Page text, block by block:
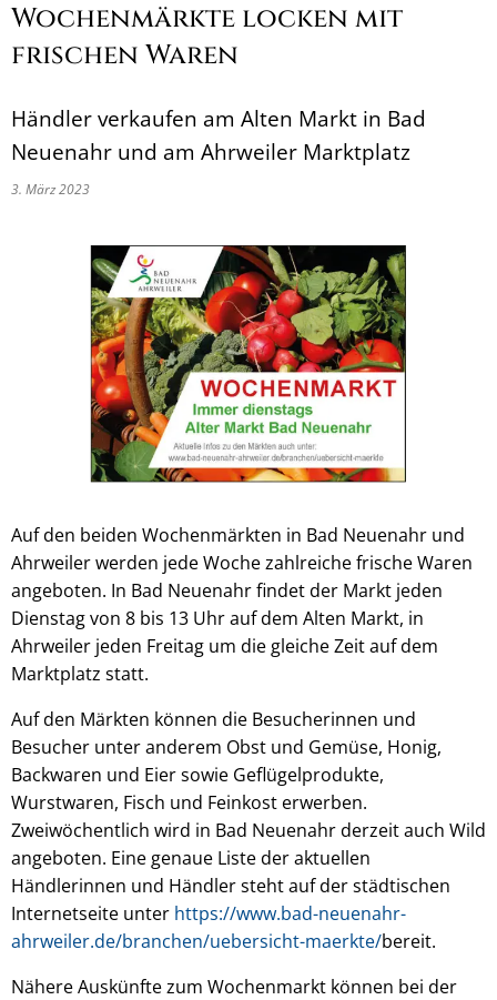
Wochenmärkte locken mit
frischen Waren
Händler verkaufen am Alten Markt in Bad
Neuenahr und am Ahrweiler Marktplatz
3. März 2023
Auf den beiden Wochenmärkten in Bad Neuenahr und
Ahrweiler werden jede Woche zahlreiche frische Waren
angeboten. In Bad Neuenahr findet der Markt jeden
Dienstag von 8 bis 13 Uhr auf dem Alten Markt, in
Ahrweiler jeden Freitag um die gleiche Zeit auf dem
Marktplatz statt.
Auf den Märkten können die Besucherinnen und
Besucher unter anderem Obst und Gemüse, Honig,
Backwaren und Eier sowie Geflügelprodukte,
Wurstwaren, Fisch und Feinkost erwerben.
Zweiwöchentlich wird in Bad Neuenahr derzeit auch Wild
angeboten. Eine genaue Liste der aktuellen
Händlerinnen und Händler steht auf der städtischen
Internetseite unter https://www.bad-neuenahr-
ahrweiler.de/branchen/uebersicht-maerkte/bereit.
Nähere Auskünfte zum Wochenmarkt können bei der